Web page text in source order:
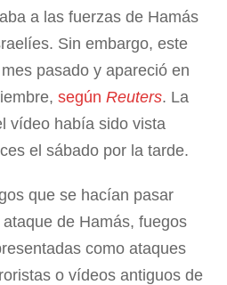
a las fuerzas de Hamás
Sin embargo, este
pasado y apareció en
según Reuters. La
vídeo había sido vista
el sábado por la tarde.
que se hacían pasar
de Hamás, fuegos
como ataques
o vídeos antiguos de